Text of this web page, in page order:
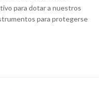
para dotar a nuestros
para protegerse